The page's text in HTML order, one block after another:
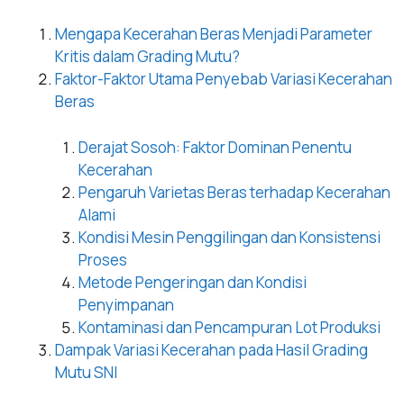
Mengapa Kecerahan Beras Menjadi Parameter
Kritis dalam Grading Mutu?
Faktor-Faktor Utama Penyebab Variasi Kecerahan
Beras
Derajat Sosoh: Faktor Dominan Penentu
Kecerahan
Pengaruh Varietas Beras terhadap Kecerahan
Alami
Kondisi Mesin Penggilingan dan Konsistensi
Proses
Metode Pengeringan dan Kondisi
Penyimpanan
Kontaminasi dan Pencampuran Lot Produksi
Dampak Variasi Kecerahan pada Hasil Grading
Mutu SNI